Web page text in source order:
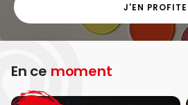
J'EN PROFITE
En ce moment